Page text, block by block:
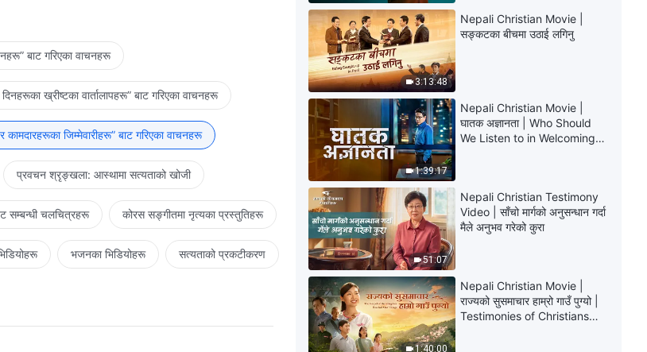
35:01
32:40
परमेश्‍वरको वचन | “अगुवा र कामदारहरूका
जिम्‍मेवारीहरू (२३)” (खण्ड पाँच)
बाट गरिएका वाचनहरू
ख्रीष्टका वार्तालापहरू” बाट गरिएका वाचनहरू
जिम्‍मेवारीहरू” बाट गरिएका वाचनहरू
प्रवचन श्रृङ्खला: आस्थामा सत्यताको खोजी
सम्‍बन्धी चलचित्रहरू कोरस सङ्गीतमा नृत्यका प्रस्तुतिहरू
भजनका भिडियोहरू सत्यताको प्रकटीकरण
3:13:48
Nepali Christian Movie |
सङ्कटका बीचमा उठाई लगिनु
1:39:17
Nepali Christian Movie |
घातक अज्ञानता | Who Should
We Listen to in Welcoming
51:07
Nepali Christian Testimony
Video | साँचो मार्गको अनुसन्धान गर्दा
मैले अनुभव गरेको कुरा
1:40:00
Nepali Christian Movie |
राज्यको सुसमाचार हाम्रो गाउँ पुग्यो |
Testimonies of Christians